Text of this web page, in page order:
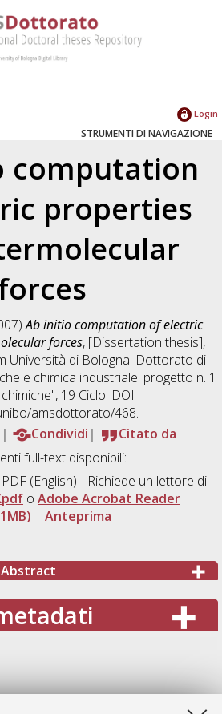
Login
STRUMENTI DI NAVIGAZIONE
computation
properties
Ab initio computation of electric
forces, [Dissertation thesis],
Università di Bologna. Dottorato di
e chimica industriale: progetto n. 1
, 19 Ciclo. DOI
amsdottorato/468.
Condividi
Citato da
full-text disponibili:
(English) - Richiede un lettore di
o Adobe Acrobat Reader
| Anteprima
Abstract